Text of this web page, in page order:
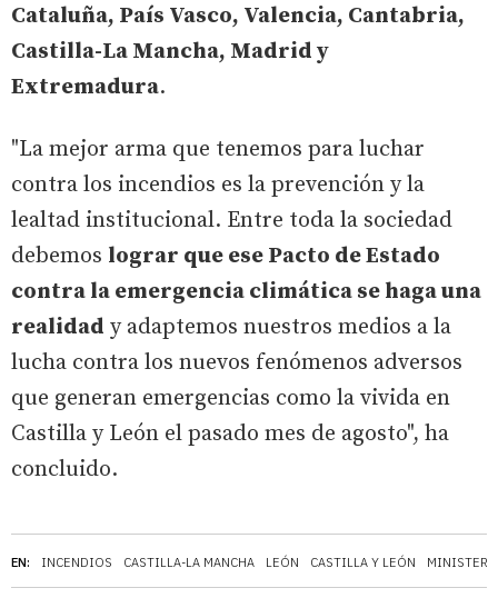
EN: INCENDIOS CASTILLA-LA MANCHA LEÓN CASTILLA Y LEÓN
Cataluña, País Vasco, Valencia, Cantabria,
Castilla-La Mancha, Madrid y
Extremadura.
"La mejor arma que tenemos para luchar
contra los incendios es la prevención y la
lealtad institucional. Entre toda la sociedad
debemos lograr que ese Pacto de Estado
contra la emergencia climática se haga una
realidad y adaptemos nuestros medios a la
lucha contra los nuevos fenómenos adversos
que generan emergencias como la vivida en
Castilla y León el pasado mes de agosto", ha
concluido.